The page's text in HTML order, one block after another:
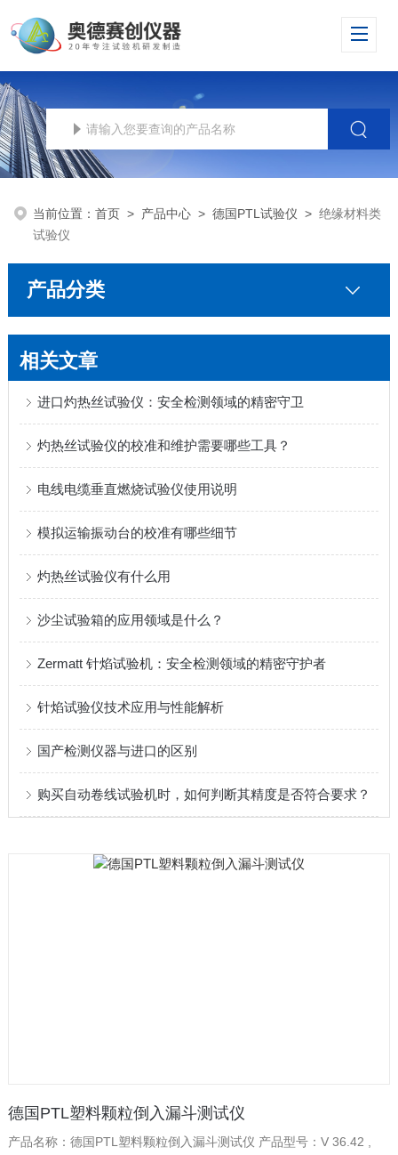
当前位置：首页 > 产品中心 >德国PTL试验仪 >绝缘材料类
试验仪
产品分类
相关文章
进口灼热丝试验仪：安全检测领域的精密守卫
灼热丝试验仪的校准和维护需要哪些工具？
电线电缆垂直燃烧试验仪使用说明
模拟运输振动台的校准有哪些细节
灼热丝试验仪有什么用
沙尘试验箱的应用领域是什么？
Zermatt 针焰试验机：安全检测领域的精密守护者
针焰试验仪技术应用与性能解析
国产检测仪器与进口的区别
购买自动卷线试验机时，如何判断其精度是否符合要求？
德国PTL塑料颗粒倒入漏斗测试仪
产品名称：德国PTL塑料颗粒倒入漏斗测试仪 产品型号：V 36.42 ,